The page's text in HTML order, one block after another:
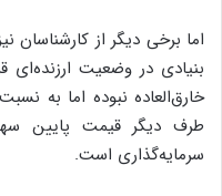
اما برخی دیگر از کارشناسان
بنیادی در وضعیت ارزنده‌ای
خارق‌العاده نبوده اما به
طرف دیگر قیمت پایین
سرمایه‌گذاری است.